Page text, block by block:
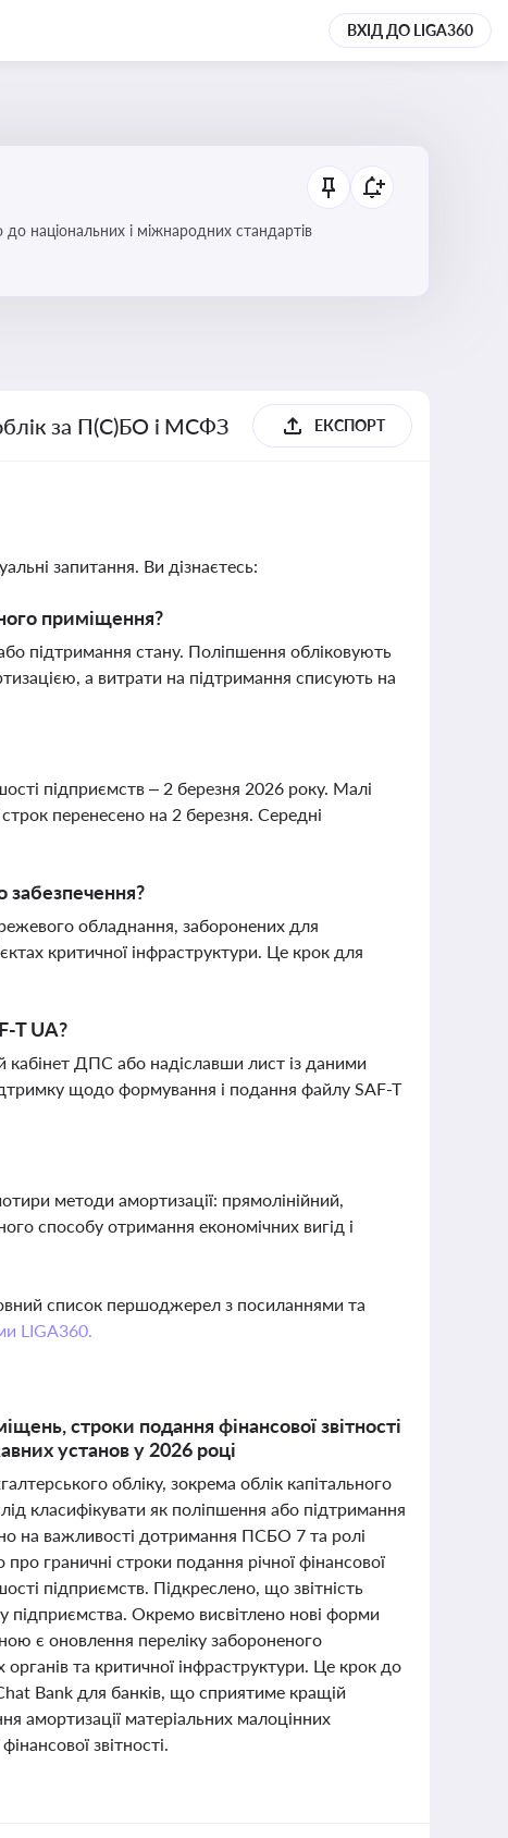
ВХІД ДО LIGA360
до національних і міжнародних стандартів
за П(С)БО і МСФЗ ЕКСПОРТ
запитання. Ви дізнаєтесь:
приміщення?
підтримання стану. Поліпшення обліковують
а витрати на підтримання списують на
підприємств – 2 березня 2026 року. Малі
перенесено на 2 березня. Середні
обладнання, заборонених для
критичної інфраструктури. Це крок для
T UA?
ДПС або надіславши лист із даними
щодо формування і подання файлу SAF-T
методи амортизації: прямолінійний,
способу отримання економічних вигід і
список першоджерел з посиланнями та
LIGA360.
строки подання фінансової звітності
установ у 2026 році
обліку, зокрема облік капітального
класифікувати як поліпшення або підтримання
на важливості дотримання ПСБО 7 та ролі
граничні строки подання річної фінансової
підприємств. Підкреслено, що звітність
підприємства. Окремо висвітлено нові форми
є оновлення переліку забороненого
та критичної інфраструктури. Це крок до
Bank для банків, що сприятиме кращій
амортизації матеріальних малоцінних
звітності.